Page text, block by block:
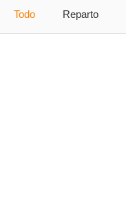
Todo Reparto